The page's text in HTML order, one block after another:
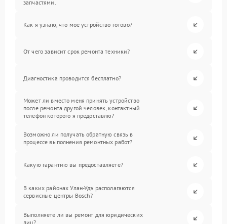
запчастями.
Как я узнаю, что мое устройство готово?
От чего зависит срок ремонта техники?
Диагностика проводится бесплатно?
Может ли вместо меня принять устройство
после ремонта другой человек, контактный
телефон которого я предоставлю?
Возможно ли получать обратную связь в
процессе выполнения ремонтных работ?
Какую гарантию вы предоставляете?
В каких районах Улан-Удэ располагаются
сервисные центры Bosch?
Выполняете ли вы ремонт для юридических
лиц?